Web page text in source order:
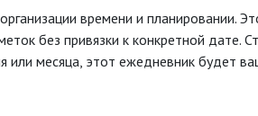
времени и планировании.
без привязки к конкретной дате.
месяца, этот ежедневник будет